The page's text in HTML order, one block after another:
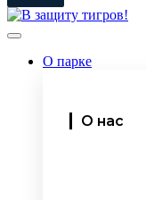
О парке
О нас